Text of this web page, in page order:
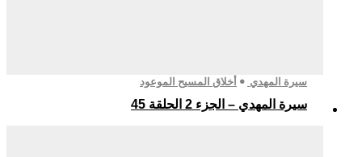
سيرة المهدي أخلاق المسيح الموعود
سيرة المهدي – الجزء 2 الحلقة 45